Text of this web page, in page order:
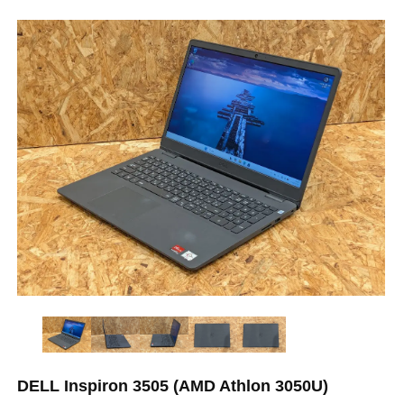
DELL Inspiron 3505 (AMD Athlon 3050U)